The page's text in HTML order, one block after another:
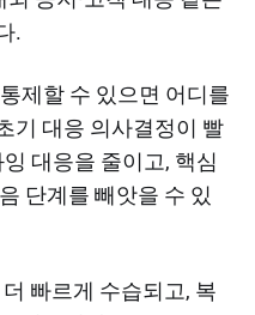
.
제할 수 있으면 어디를
기 대응 의사결정이 빨
대응을 줄이고, 핵심
단계를 빼앗을 수 있
빠르게 수습되고, 복